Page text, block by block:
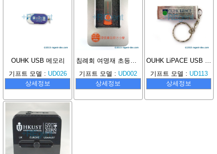
OUHK USB 메모리
기프트 모델 : UD026
상세정보
침례회 여명재 초등학교 USB 메모리
기프트 모델 : UD002
상세정보
OUHK LiPACE USB 메모리
기프트 모델 : UD113
상세정보